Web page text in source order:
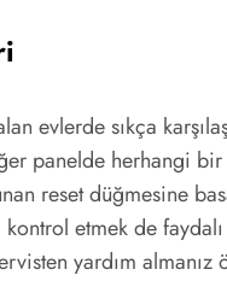
evlerde sıkça
panelde herhangi bir
reset düğmesine
kontrol etmek de
yardım almanız